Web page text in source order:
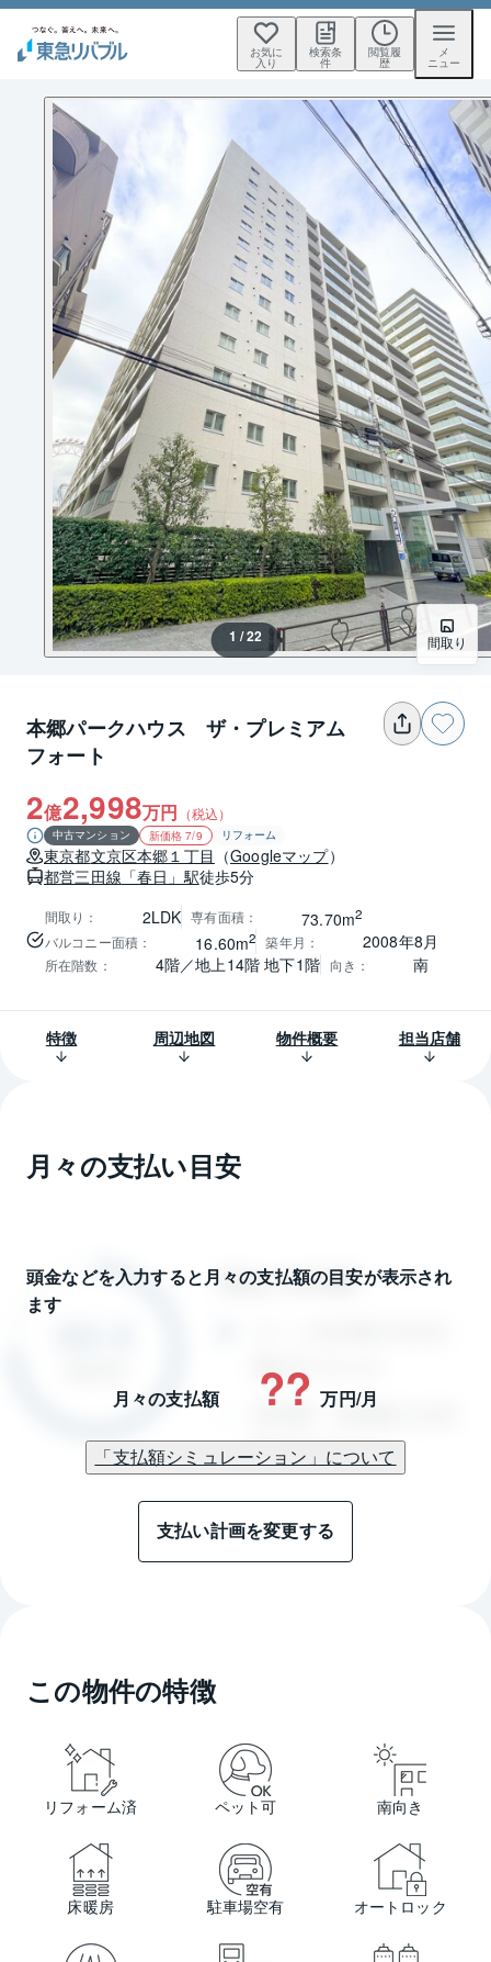
お気に
入り
検索条
件
閲覧履
歴
メ
ニュー
1 / 22 間取り
本郷パークハウス ザ・プレミアム
フォート
2億2,998万円 （税込）
中古マンション 新価格 7/9 リフォーム
東京都文京区本郷１丁目 （Googleマップ）
都営三田線 「春日」駅徒歩5分
間取り ： 2LDK 専有面積： 73.70m2
バルコニー面積 ： 16.60m2 築年月 ： 2008年8月
所在階数 ： 4階／地上14階 地下1階 向き ： 南
特徴 周辺地図 物件概要 担当店舗
月々の支払い目安
頭金などを入力すると月々の支払額の目安が表示され
ます
月々の支払額 ?? 万円/月
「支払額シミュレーション」について
支払い計画を変更する
この物件の特徴
リフォーム済 ペット可 南向き
床暖房 駐車場空有 オートロック